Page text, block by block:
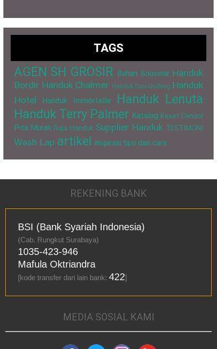
TAGS
AGEN SH GROSIR Bahan Souvenir Handuk
Bordir Handuk Chalmer Handuk Cuci Gudang Handuk
Hotel
Handuk Immortelle
Handuk Lenuta
Handuk Terry Palmer Katalog Keset Cendol
Pita Murah Raja Handuk Supplier Handuk TESTIMONI
Wash Lap artikel inspirasi tips dan cara
REKENING BANK
BSI (Bank Syariah Indonesia)
(Cab. Rungkut Surabaya)
1035-423-946
Mafula Oktriandra
[kode transfer dari lain bank:422]
MEDIA SOSIAL KAMI